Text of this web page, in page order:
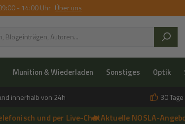
- 14:00 Uhr Über uns
Munition & Wiederladen Sonstiges Optik
innerhalb von 24h 30
und per Live-Chat
➔
🔥 Aktuelle NOSLA-Angebote